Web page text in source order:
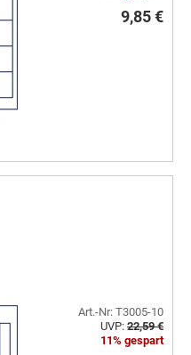
9,85 €
Art.-Nr: T3005-10
UVP: 22,59 €
11% gespart